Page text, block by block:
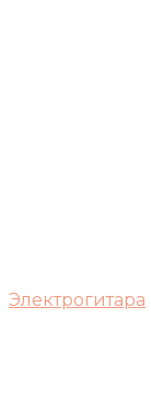
Электрогитара